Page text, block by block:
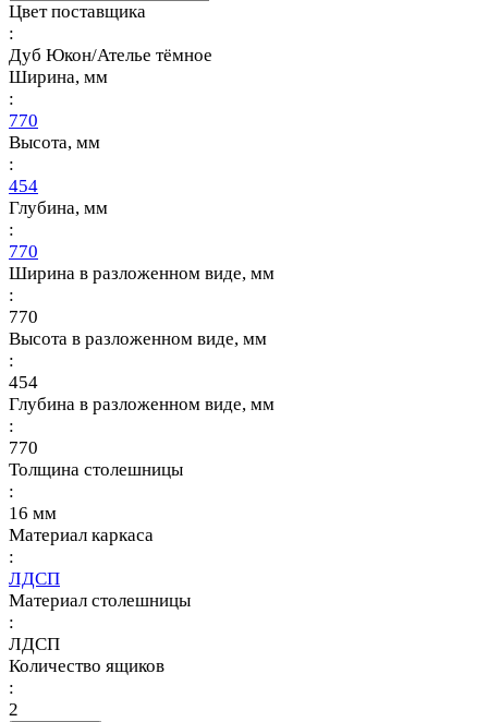
Цвет поставщика
:
Дуб Юкон/Ателье тёмное
Ширина, мм
:
770
Высота, мм
:
454
Глубина, мм
:
770
Ширина в разложенном виде, мм
:
770
Высота в разложенном виде, мм
:
454
Глубина в разложенном виде, мм
:
770
Толщина столешницы
:
16 мм
Материал каркаса
:
ЛДСП
Материал столешницы
:
ЛДСП
Количество ящиков
:
2